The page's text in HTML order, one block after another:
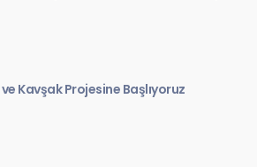
ve Kavşak Projesine Başlıyoruz